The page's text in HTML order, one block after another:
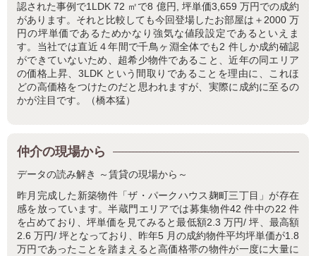
認された事例で1LDK 72 ㎡で8 億円, 坪単価3,659 万円での成約
があります。それと比較しても今回登場したお部屋は＋2000 万
円の坪単価であるためかなり強気な値段設定であるといえま
す。当社では直近４年間で千鳥ヶ淵全体でも2 件しか成約確認
ができていないため、超希少物件であること、近年の同エリア
の価格上昇、3LDK という間取りであることを理由に、これほ
どの高価格をつけたのだと思われますが、実際に成約に至るの
かが注目です。（橋本猛）
仲介の現場から
データの読み解き ～賃貸の現場から～
昨月完成した新築物件「ザ・パークハウス麹町三丁目」が存在
感を放っています。半蔵門エリアでは募集物件42 件中の22 件
を占めており、坪単価を見てみると最低額2.3 万円/ 坪、最高額
2.6 万円/ 坪となっており、昨年5 月の成約物件平均坪単価が1.8
万円であったことを踏まえると高価格帯の物件が一度に大量に